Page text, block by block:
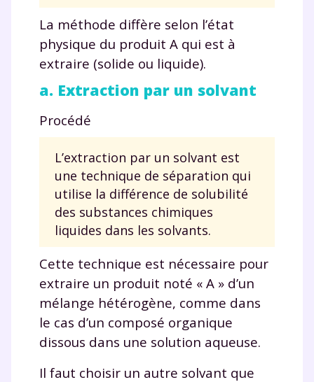
La méthode diffère selon l’état
physique du produit A qui est à
extraire (solide ou liquide).
a. Extraction par un solvant
Procédé
L’extraction par un solvant est
une technique de séparation qui
utilise la différence de solubilité
des substances chimiques
liquides dans les solvants.
Cette technique est nécessaire pour
extraire un produit noté « A » d’un
mélange hétérogène, comme dans
le cas d’un composé organique
dissous dans une solution aqueuse.
Il faut choisir un autre solvant que